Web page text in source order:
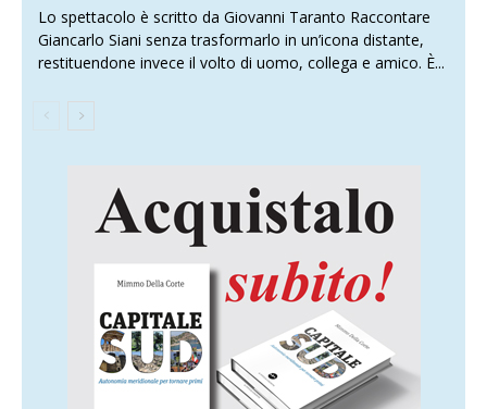
Lo spettacolo è scritto da Giovanni Taranto Raccontare
Giancarlo Siani senza trasformarlo in un’icona distante,
restituendone invece il volto di uomo, collega e amico. È...